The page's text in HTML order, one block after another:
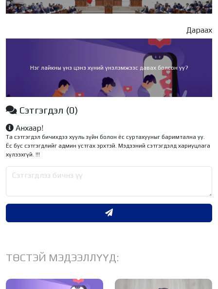
Дараах
Нэг лайкны үнэ цэнэ хүний үнэлэмжээс давах болсон уу?
Сэтгэгдэл (0)
Анхаар!
Та сэтгэгдэл бичихдээ хууль зүйн болон ёс суртахууныг баримтална уу.
Ёс бус сэтгэгдлийг админ устгах эрхтэй. Мэдээний сэтгэгдэлд хариуцлага
хүлээхгүй. !!!
ТӨСТЭЙ МЭДЭЭЛЛҮҮД: